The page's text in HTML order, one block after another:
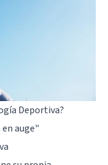
Deportiva?
auge"